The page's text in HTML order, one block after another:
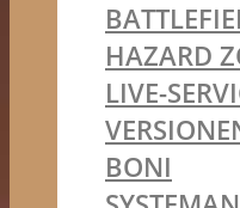
HAZARD
LIVE-
BONI